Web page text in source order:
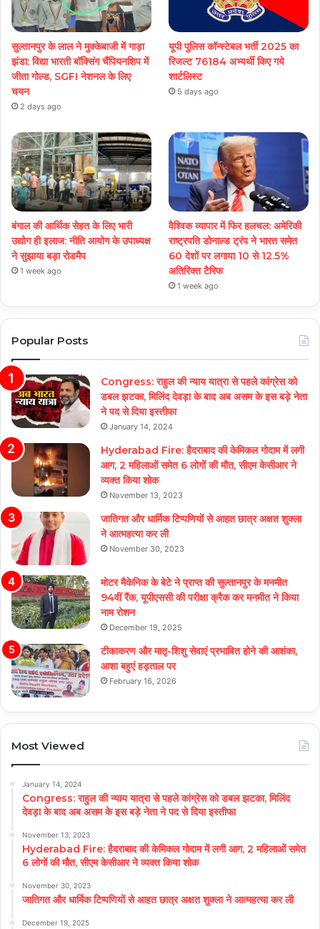
सुल्तानपुर के लाल ने मुक्केबाजी में गाड़ा
झंडा: विद्या भारती बॉक्सिंग चैंपियनशिप में
जीता गोल्ड, SGFI नेशनल के लिए
चयन
2 days ago
यूपी पुलिस कॉन्स्टेबल भर्ती 2025 का
रिजल्ट 76184 अभ्यर्थी किए गये
शार्टलिस्ट
5 days ago
बंगाल की आर्थिक सेहत के लिए भारी
उद्योग ही इलाज: नीत‌ि आयोग के उपाध्यक्ष
ने सुझाया बड़ा रोडमैप
1 week ago
वैश्विक व्यापार में फिर हलचल: अमेरिकी
राष्ट्रपति डोनाल्ड ट्रंप ने भारत समेत
60 देशों पर लगाया 10 से 12.5%
अतिरिक्त टैरिफ
1 week ago
Popular Posts
Congress: राहुल की न्याय यात्रा से पहले कांग्रेस को
डबल झटका, मिलिंद देवड़ा के बाद अब असम के इस बड़े नेता
ने पद से दिया इस्तीफा
January 14, 2024
Hyderabad Fire: हैदराबाद की केमिकल गोदाम में लगी
आग, 2 महिलाओं समेत 6 लोगों की मौत, सीएम केसीआर ने
व्यक्त किया शोक
November 13, 2023
जातिगत और धार्मिक टिप्पणियों से आहत छात्र अक्षत शुक्ला
ने आत्महत्या कर ली
November 30, 2023
मोटर मैकेनिक के बेटे ने प्राप्त की सुल्तानपुर के मनमीत
94वीं रैंक, यूपीएससी की परीक्षा क्रैक कर मनमीत ने किया
नाम रोशन
December 19, 2025
टीकाकरण और मातृ-शिशु सेवाएं प्रभावित होने की आशंका,
आशा बहुएं हड़ताल पर
February 16, 2026
Most Viewed
January 14, 2024
Congress: राहुल की न्याय यात्रा से पहले कांग्रेस को डबल झटका, मिलिंद
देवड़ा के बाद अब असम के इस बड़े नेता ने पद से दिया इस्तीफा
November 13, 2023
Hyderabad Fire: हैदराबाद की केमिकल गोदाम में लगी आग, 2 महिलाओं समेत
6 लोगों की मौत, सीएम केसीआर ने व्यक्त किया शोक
November 30, 2023
जातिगत और धार्मिक टिप्पणियों से आहत छात्र अक्षत शुक्ला ने आत्महत्या कर ली
December 19, 2025